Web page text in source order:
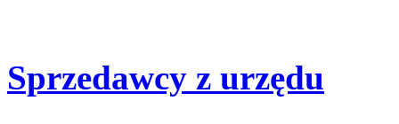
Sprzedawcy z urzędu